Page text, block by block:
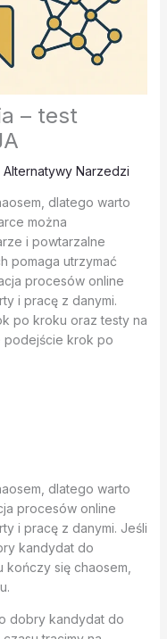
– test
Alternatywy Narzedzi
dlatego warto
można
i powtarzalne
pomaga utrzymać
procesów online
i pracę z danymi.
po kroku oraz testy na
podejście krok po
dlatego warto
procesów online
i pracę z danymi. Jeśli
kandydat do
się chaosem,
dobry kandydat do